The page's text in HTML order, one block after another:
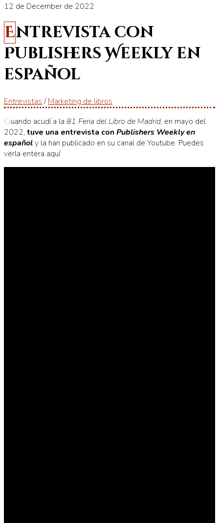
12 de December de 2022
Entrevista con
Publishers Weekly en
español
Entrevistas/Marketing de libros
Cuando acudí a la 81 Feria del Libro de Madrid, en mayo del
2022, tuve una entrevista con Publishers Weekly en
españoly la han publicado en su canal de Youtube. Puedes
verla entera aquí: